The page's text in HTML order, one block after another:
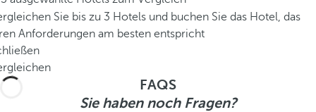
Sie bis zu 3 Hotels und buchen Sie das Hotel, das
Anforderungen am besten entspricht
FAQS
Sie haben noch Fragen?